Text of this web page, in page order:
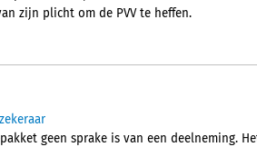
zijn plicht om de PVV te heffen.
geen sprake is van een deelneming.